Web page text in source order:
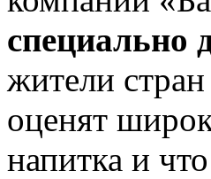
специально
жители
оценят
напитка и